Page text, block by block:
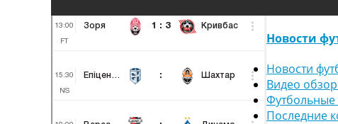
Новости
Новости
Видео
Последние